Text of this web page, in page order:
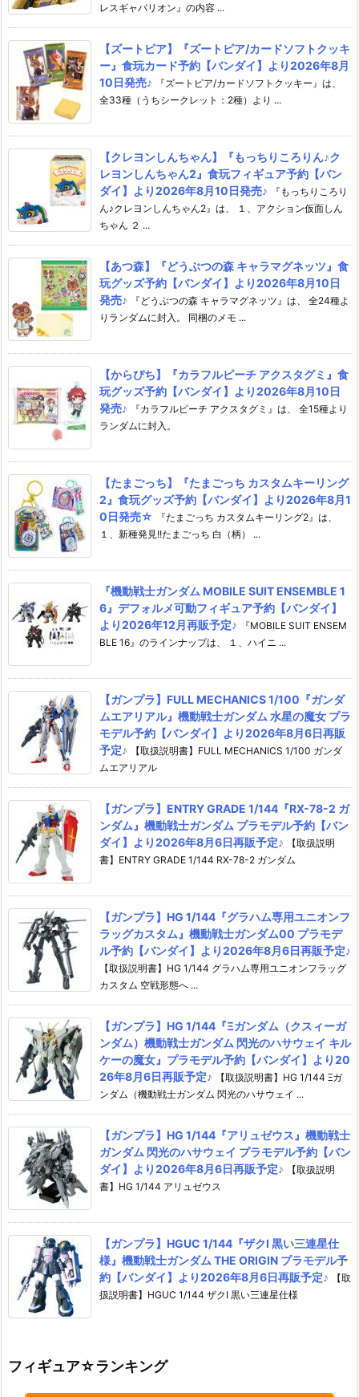
レスギャバリオン』の内容 ...
【ズートピア】『ズートピア/カードソフトクッキ
ー』食玩カード予約【バンダイ】より2026年8月
10日発売♪
『ズートピア/カードソフトクッキー』は、
全33種（うちシークレット：2種）より ...
【クレヨンしんちゃん】『もっちりころりん♪ク
レヨンしんちゃん2』食玩フィギュア予約【バン
ダイ】より2026年8月10日発売♪
『もっちりころり
ん♪クレヨンしんちゃん2』は、 １、アクション仮面しん
ちゃん ２ ...
【あつ森】『どうぶつの森 キャラマグネッツ』食
玩グッズ予約【バンダイ】より2026年8月10日
発売♪
『どうぶつの森 キャラマグネッツ』は、 全24種よ
りランダムに封入。 同梱のメモ ...
【からぴち】『カラフルピーチ アクスタグミ』食
玩グッズ予約【バンダイ】より2026年8月10日
発売♪
『カラフルピーチ アクスタグミ』は、 全15種より
ランダムに封入。
【たまごっち】『たまごっち カスタムキーリング
2』食玩グッズ予約【バンダイ】より2026年8月1
0日発売☆
『たまごっち カスタムキーリング2』は、
１、新種発見!!たまごっち 白（柄） ...
『機動戦士ガンダム MOBILE SUIT ENSEMBLE 1
6』デフォルメ可動フィギュア予約【バンダイ】
より2026年12月再販予定♪
『MOBILE SUIT ENSEM
BLE 16』のラインナップは、 １、ハイニ ...
【ガンプラ】FULL MECHANICS 1/100『ガンダ
ムエアリアル』機動戦士ガンダム 水星の魔女 プラ
モデル予約【バンダイ】より2026年8月6日再販
予定♪
【取扱説明書】FULL MECHANICS 1/100 ガンダ
ムエアリアル
【ガンプラ】ENTRY GRADE 1/144『RX-78-2 ガ
ンダム』機動戦士ガンダム プラモデル予約【バン
ダイ】より2026年8月6日再販予定♪
【取扱説明
書】ENTRY GRADE 1/144 RX-78-2 ガンダム
【ガンプラ】HG 1/144『グラハム専用ユニオンフ
ラッグカスタム』機動戦士ガンダム00 プラモデ
ル予約【バンダイ】より2026年8月6日再販予定♪
【取扱説明書】HG 1/144 グラハム専用ユニオンフラッグ
カスタム 空戦形態へ ...
【ガンプラ】HG 1/144『Ξガンダム（クスィーガ
ンダム）機動戦士ガンダム 閃光のハサウェイ キル
ケーの魔女』プラモデル予約【バンダイ】より20
26年8月6日再販予定♪
【取扱説明書】HG 1/144 Ξガ
ンダム（機動戦士ガンダム 閃光のハサウェイ ...
【ガンプラ】HG 1/144『アリュゼウス』機動戦士
ガンダム 閃光のハサウェイ プラモデル予約【バン
ダイ】より2026年8月6日再販予定♪
【取扱説明
書】HG 1/144 アリュゼウス
【ガンプラ】HGUC 1/144『ザクI 黒い三連星仕
様』機動戦士ガンダム THE ORIGIN プラモデル予
約【バンダイ】より2026年8月6日再販予定♪
【取
扱説明書】HGUC 1/144 ザクI 黒い三連星仕様
フィギュア☆ランキング